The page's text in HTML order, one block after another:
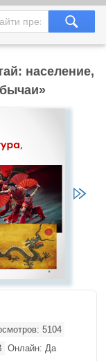
население,
5104
Онлайн: Да